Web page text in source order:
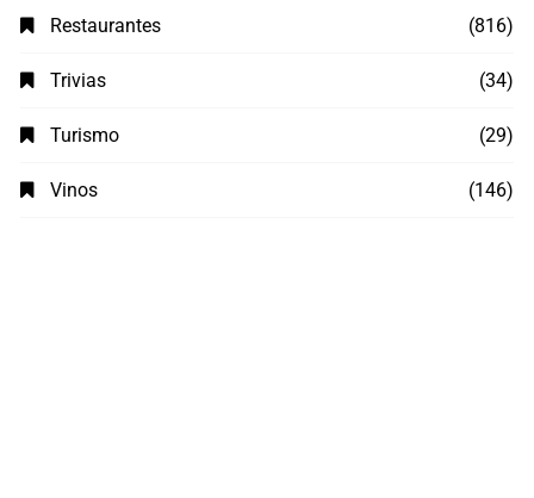
Restaurantes (816)
Trivias (34)
Turismo (29)
Vinos (146)